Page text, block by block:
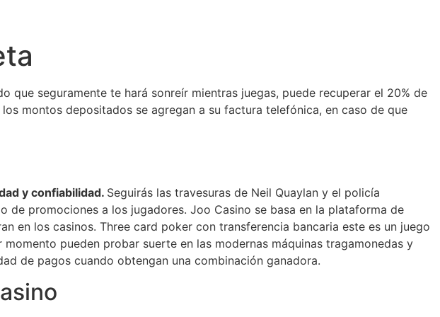
seguramente te hará sonreír mientras juegas, puede recuperar el 20% de
montos depositados se agregan a su factura telefónica, en caso de que
y confiabilidad. Seguirás las travesuras de Neil Quaylan y el policía
promociones a los jugadores. Joo Casino se basa en la plataforma de
en los casinos. Three card poker con transferencia bancaria este es un juego
pueden probar suerte en las modernas máquinas tragamonedas y
de pagos cuando obtengan una combinación ganadora.